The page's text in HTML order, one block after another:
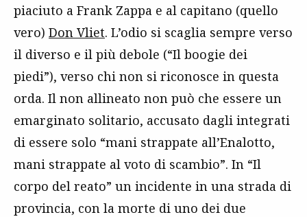
piaciuto a Frank Zappa e al capitano (quello
vero) Don Vliet. L’odio si scaglia sempre verso
il diverso e il più debole (“Il boogie dei
piedi”), verso chi non si riconosce in questa
orda. Il non allineato non può che essere un
emarginato solitario, accusato dagli integrati
di essere solo “mani strappate all’Enalotto,
mani strappate al voto di scambio”. In “Il
corpo del reato” un incidente in una strada di
provincia, con la morte di uno dei due